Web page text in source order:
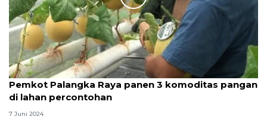
Pemkot Palangka Raya panen 3 komoditas pangan
di lahan percontohan
7 Juni 2024